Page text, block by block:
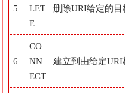
5
LET
E
删除URI给定的目
6
CO
NN
ECT
建立到由给定URI